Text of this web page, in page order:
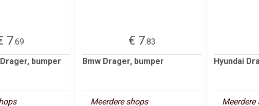
7.69
bumper
€ 7.83
Bmw Drager, bumper
Meerdere shops
Hyundai
Meerdere